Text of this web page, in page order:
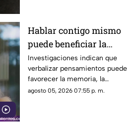
Hablar contigo mismo
puede beneficiar la
concentración y la
memoria
Investigaciones indican que
verbalizar pensamientos puede
favorecer la memoria, la
planificación y el manejo de
agosto 05, 2026 07:55 p. m.